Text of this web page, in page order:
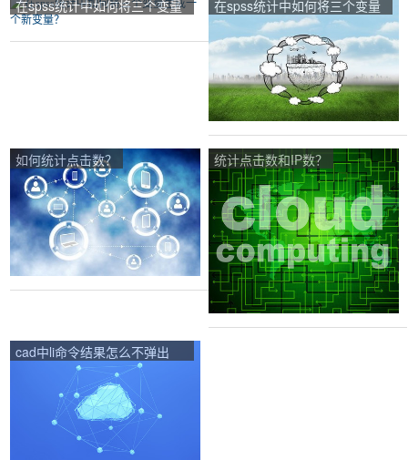
在spss统计中如何将三个变量
生成一个新变量？
在spss统计中如何将三个变量
生成一个新变量？
如何统计点击数？ 统计点击数和IP数？
cad中li命令结果怎么不弹出
框，只在命令栏显示结果？